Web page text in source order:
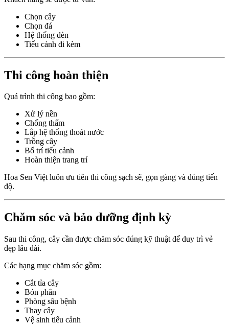
Chọn cây
Chọn đá
Hệ thống đèn
Tiểu cảnh đi kèm
Thi công hoàn thiện
Quá trình thi công bao gồm:
Xử lý nền
Chống thấm
Lắp hệ thống thoát nước
Trồng cây
Bố trí tiểu cảnh
Hoàn thiện trang trí
Hoa Sen Việt luôn ưu tiên thi công sạch sẽ, gọn gàng và đúng tiến
độ.
Chăm sóc và bảo dưỡng định kỳ
Sau thi công, cây cần được chăm sóc đúng kỹ thuật để duy trì vẻ
đẹp lâu dài.
Các hạng mục chăm sóc gồm:
Cắt tỉa cây
Bón phân
Phòng sâu bệnh
Thay cây
Vệ sinh tiểu cảnh